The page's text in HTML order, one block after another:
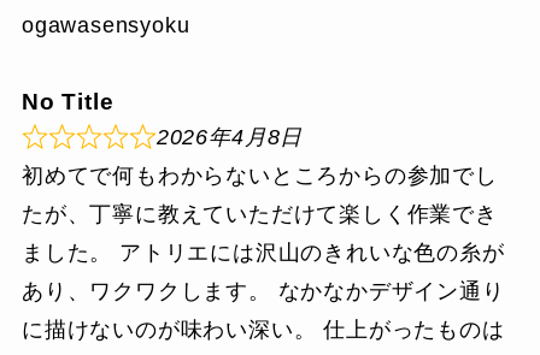
ogawasensyoku
No Title
2026年4月8日
初めてで何もわからないところからの参加でし
たが、丁寧に教えていただけて楽しく作業でき
ました。 アトリエには沢山のきれいな色の糸が
あり、ワクワクします。 なかなかデザイン通り
に描けないのが味わい深い。 仕上がったものは